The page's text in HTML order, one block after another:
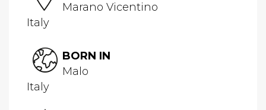
Marano Vicentino
Italy
BORN IN
Malo
Italy